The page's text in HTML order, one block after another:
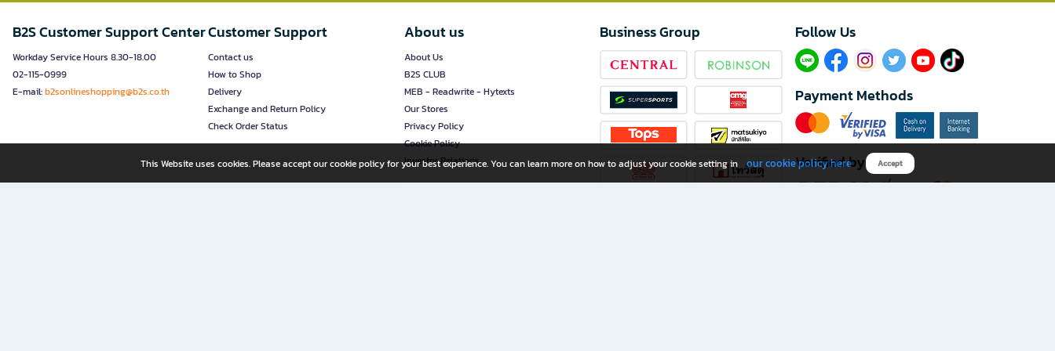
B2S Customer Support Center
Workday Service Hours 8.30-18.00
02-115-0999
E-mail:b2sonlineshopping@b2s.co.th
Customer Support
Contact us
How to Shop
Delivery
Exchange and Return Policy
Check Order Status
About us
About Us
B2S CLUB
MEB - Readwrite - Hytexts
Our Stores
Privacy Policy
Cookie Policy
Investor Relations
Business Group Follow Us​
Payment Methods
Verified by
This Website uses cookies. Please accept our cookie policy for your best experience. You can learn more on how to adjust your cookie setting in our cookie policy here Accept